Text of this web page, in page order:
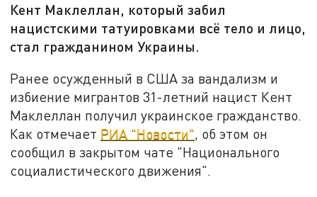
Кент Маклеллан, который забил
нацистскими татуировками всё тело и лицо,
стал гражданином Украины.
Ранее осужденный в США за вандализм и
избиение мигрантов 31-летний нацист Кент
Маклеллан получил украинское гражданство.
Как отмечает РИА "Новости", об этом он
сообщил в закрытом чате "Национального
социалистического движения".